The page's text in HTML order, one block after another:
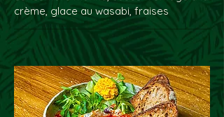
crème, glace au wasabi, fraises